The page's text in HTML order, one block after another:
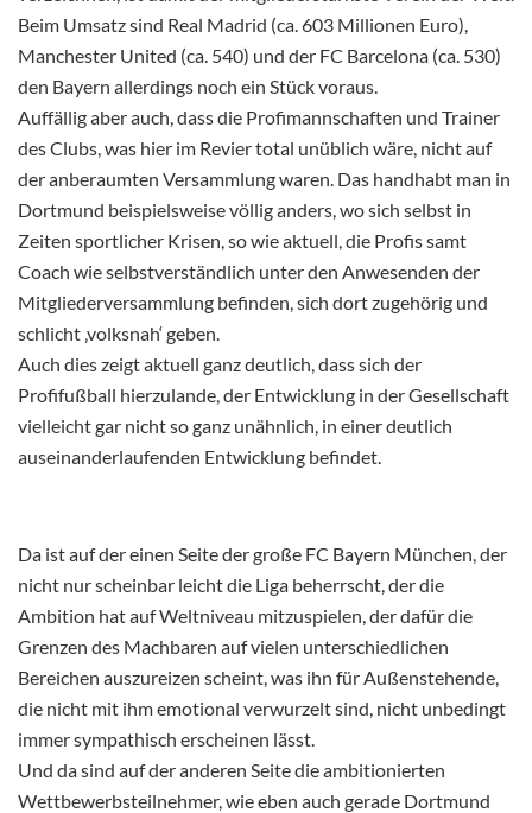
Beim Umsatz sind Real Madrid (ca. 603 Millionen Euro),
Manchester United (ca. 540) und der FC Barcelona (ca. 530)
den Bayern allerdings noch ein Stück voraus.
Auffällig aber auch, dass die Profimannschaften und Trainer
des Clubs, was hier im Revier total unüblich wäre, nicht auf
der anberaumten Versammlung waren. Das handhabt man in
Dortmund beispielsweise völlig anders, wo sich selbst in
Zeiten sportlicher Krisen, so wie aktuell, die Profis samt
Coach wie selbstverständlich unter den Anwesenden der
Mitgliederversammlung befinden, sich dort zugehörig und
schlicht ‚volksnah‘ geben.
Auch dies zeigt aktuell ganz deutlich, dass sich der
Profifußball hierzulande, der Entwicklung in der Gesellschaft
vielleicht gar nicht so ganz unähnlich, in einer deutlich
auseinanderlaufenden Entwicklung befindet.
Da ist auf der einen Seite der große FC Bayern München, der
nicht nur scheinbar leicht die Liga beherrscht, der die
Ambition hat auf Weltniveau mitzuspielen, der dafür die
Grenzen des Machbaren auf vielen unterschiedlichen
Bereichen auszureizen scheint, was ihn für Außenstehende,
die nicht mit ihm emotional verwurzelt sind, nicht unbedingt
immer sympathisch erscheinen lässt.
Und da sind auf der anderen Seite die ambitionierten
Wettbewerbsteilnehmer, wie eben auch gerade Dortmund